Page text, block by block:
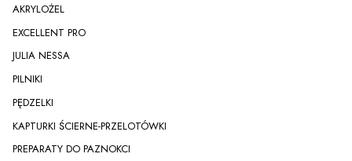
AKRYLOŻEL
EXCELLENT PRO
JULIA NESSA
PILNIKI
PĘDZELKI
KAPTURKI ŚCIERNE-PRZELOTÓWKI
PREPARATY DO PAZNOKCI